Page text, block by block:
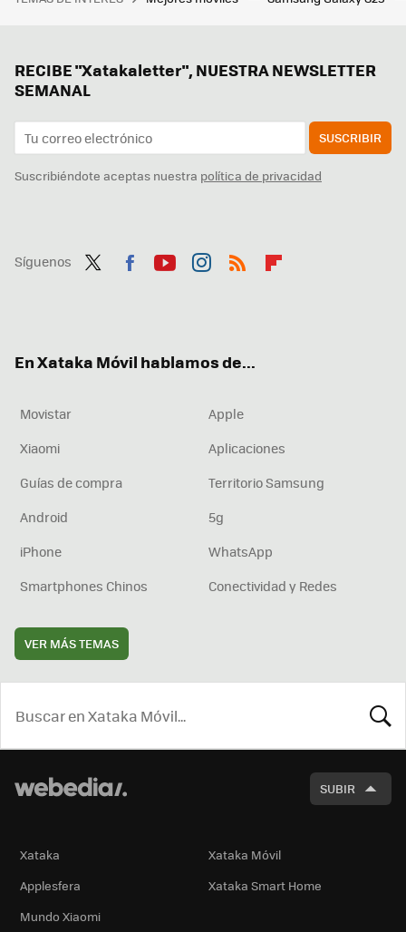
RECIBE "Xatakaletter", NUESTRA NEWSLETTER
SEMANAL
SUSCRIBIR
Suscribiéndote aceptas nuestra política de privacidad
Síguenos
En Xataka Móvil hablamos de...
Movistar
Apple
Xiaomi
Aplicaciones
Guías de compra
Territorio Samsung
Android
5g
iPhone
WhatsApp
Smartphones Chinos
Conectividad y Redes
VER MÁS TEMAS
SUBIR
Xataka
Xataka Móvil
Applesfera
Xataka Smart Home
Mundo Xiaomi